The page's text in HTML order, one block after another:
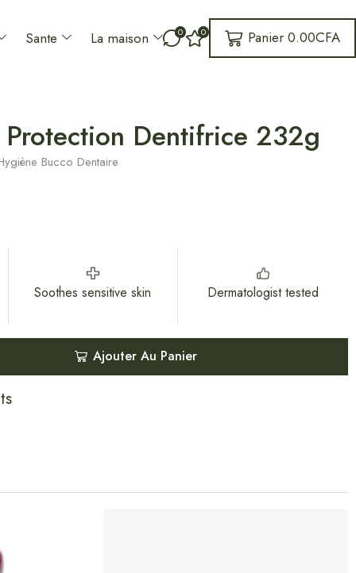
Sante La maison 0 0 Panier 0.00CFA
Protection Dentifrice 232g
Bucco Dentaire
Soothes sensitive skin Dermatologist tested
Ajouter Au Panier